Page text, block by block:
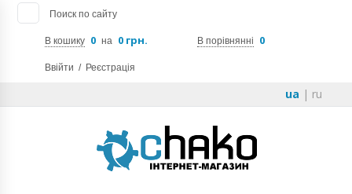
Поиск по сайту
В кошику 0 на 0 грн. В порівнянні 0
Ввійти / Реєстрація
ua | ru